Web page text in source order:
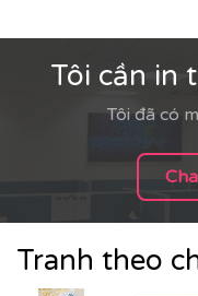
tiêu chuẩn cao:
Chất liệu vải in cao
Vải canvas dày
Tăng độ bám
Tôi cần in
Tôi đã có
Tranh theo